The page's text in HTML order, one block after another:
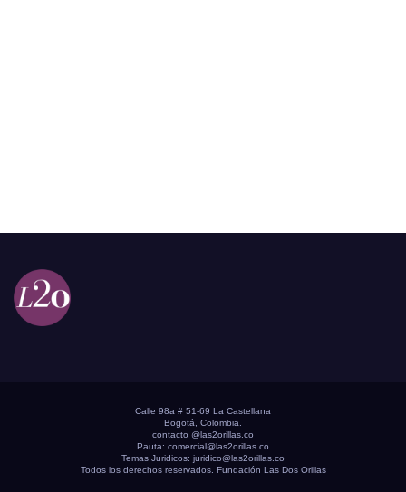
Calle 98a # 51-69 La Castellana
Bogotá, Colombia.
contacto @las2orillas.co
Pauta: comercial@las2orillas.co
Temas Juridicos: juridico@las2orillas.co
Todos los derechos reservados. Fundación Las Dos Orillas